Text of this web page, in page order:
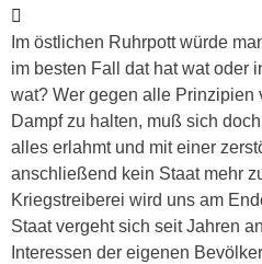
Im östlichen Ruhrpott würde
im besten Fall dat hat wat oder
wat? Wer gegen alle Prinzipien
Dampf zu halten, muß sich
alles erlahmt und mit einer
anschließend kein Staat mehr
Kriegstreiberei wird uns am
Staat vergeht sich seit Jahren
Interessen der eigenen